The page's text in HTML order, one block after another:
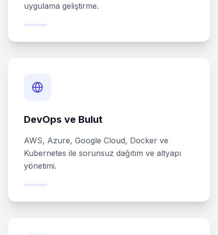
uygulama geliştirme.
DevOps ve Bulut
AWS, Azure, Google Cloud, Docker ve
Kubernetes ile sorunsuz dağıtım ve altyapı
yönetimi.